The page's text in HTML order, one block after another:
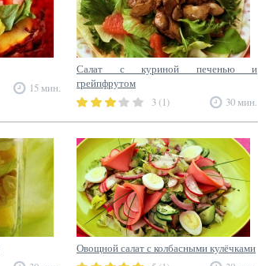
15 мин.
Салат с куриной печенью и
грейпфрутом
3 (1)
30 мин.
Овощной салат с колбасными кулёчками